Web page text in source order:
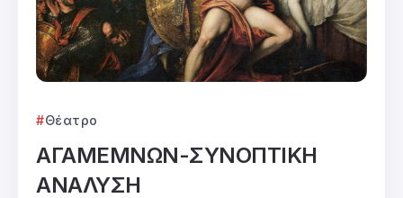
Θέατρο
ΑΓΑΜΕΜΝΩΝ-ΣΥΝΟΠΤΙΚΗ
ΑΝΑΛΥΣΗ